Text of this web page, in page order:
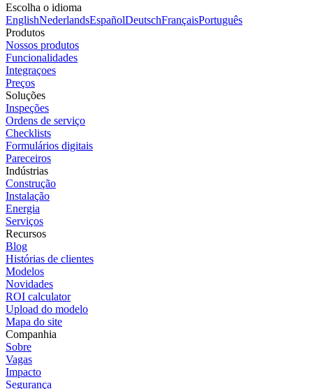
Escolha o idioma
EnglishNederlandsEspañolDeutschFrançaisPortuguês
Produtos
Nossos produtos
Funcionalidades
Integraçoes
Preços
Soluções
Inspeções
Ordens de serviço
Checklists
Formulários digitais
Pareceiros
Indústrias
Construção
Instalação
Energia
Serviços
Recursos
Blog
Histórias de clientes
Modelos
Novidades
ROI calculator
Upload do modelo
Mapa do site
Companhia
Sobre
Vagas
Impacto
Segurança